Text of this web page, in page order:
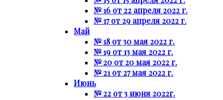
№ 16 от 22 апреля 2022 г.
№ 17 от 29 апреля 2022 г.
Май
№ 18 от 30 мая 2022 г.
№ 19 от 13 мая 2022 г.
№ 20 от 20 мая 2022 г.
№ 21 от 27 мая 2022 г.
Июнь
№ 22 от 3 июня 2022г.